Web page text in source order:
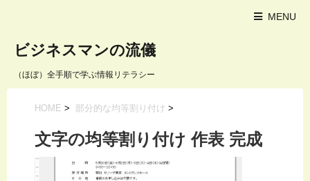
MENU
ビジネスマンの流儀
（ほぼ）全手順で学ぶ情報リテラシー
HOME > 部分的な均等割り付け >
文字の均等割り付け 作表 完成